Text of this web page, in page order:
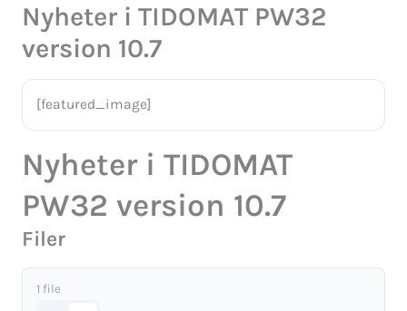
Nyheter i TIDOMAT PW32
version 10.7
[featured_image]
Nyheter i TIDOMAT
PW32 version 10.7
Filer
1 file